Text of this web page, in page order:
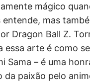
mágico
entende, mas
Dragon Ball Z.
essa arte é como
Sama – é uma
da paixão pelo